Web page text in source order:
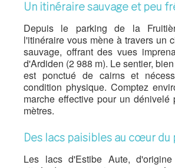
Un itinéraire sauvage et peu
Depuis le parking de la
l'itinéraire vous mène à travers un
sauvage, offrant des vues
d'Ardiden (2 988 m). Le sentier,
est ponctué de cairns et
condition physique. Comptez
marche effective pour un dénivelé
mètres.
Des lacs paisibles au cœur du
Les lacs d'Estibe Aute,